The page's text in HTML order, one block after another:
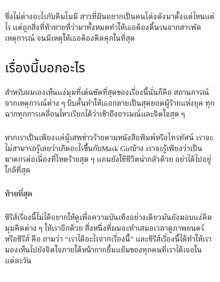
ซึ่งไม่ต่างอะไรกับคิมโมมี สาวที่ฝันอยากเป็นคนโด่งดังมาตั้งแต่ไหนแต่
ไร แต่ถูกสิ่งที่ท้าทายที่ว่ามาทั้งหมดทำให้เธอต้องดิ้นรนจากสารพัด
เหตุการณ์ จนมีเหตุให้เธอต้องติดคุกในที่สุด
เรื่องนี้บอกอะไร
สำหรับผมเองเห็นแง่มุมที่เด่นชัดที่สุดของเรื่องนี้นั่นก็คือ สถานการณ์
จากเหตุการณ์ต่าง ๆ บีบคั้นทำให้เธอกลายเป็นสุดยอดผู้ร้ายแห่งยุค ทุก
ฉากทุกการเคลื่อนไหวเรียกได้ว่าเข้าถึงอารมณ์และจิตใจสุด ๆ
หากเราเป็นเพียงแค่ผู้เสพข่าวร้ายตามหนังสือพิมพ์หรือโทรทัศน์ เราจะ
ไม่สามารถรู้เลยว่าเกิดอะไรขึ้นกับMask Girlบ้าง เราจะรู้เพียงว่าเป็น
ฆาตกรต่อเนื่องที่โหดร้ายสุด ๆ แถมยังใช้ชีวิตน่ากลัวด้วย อย่าได้ไปอยู่
ใกล้ที่สุด
ท้ายที่สุด
ซีรีส์เรื่องนี้ไม่ได้อยากให้ดูเพื่อความบันเทิงอย่างเดียวมันยังมอบแง่คิด
มุมคิดต่าง ๆ ให้เราอีกด้วย สิ่งหนึ่งที่ผมจะทำเสมอเวลาดูภาพยนตร์
หรือซีรีส์ คือ ถามว่า “เราได้อะไรจากเรื่องนี้” และซีรีส์เรื่องนี้ได้ทำให้เรา
มองเห็นไปยังจิตใจภายใต้หน้ากากยิ้มแย้มของทุกคนที่เราได้เจอใน
แต่ละวัน